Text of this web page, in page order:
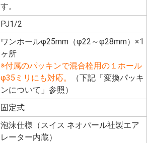
す。
PJ1/2
ワンホールφ25mm（φ22～φ28mm）×1
ヶ所
※付属のパッキンで混合栓用の１ホール
φ35ミリにも対応。
（下記「変換パッキ
ンについて」参照）
固定式
泡沫仕様（スイス ネオパール社製エア
レーター内蔵）